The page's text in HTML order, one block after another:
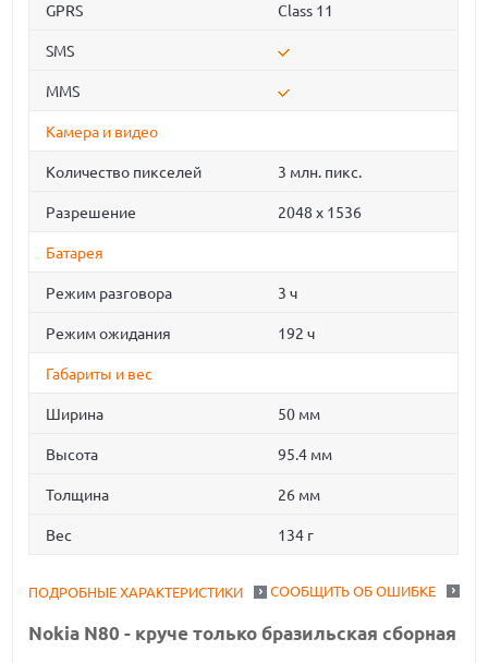
GPRS Class 11
SMS
MMS
Камера и видео
Количество пикселей 3 млн. пикс.
Разрешение 2048 х 1536
Батарея
Режим разговора 3 ч
Режим ожидания 192 ч
Габариты и вес
Ширина 50 мм
Высота 95.4 мм
Толщина 26 мм
Вес 134 г
СООБЩИТЬ ОБ ОШИБКЕ
ПОДРОБНЫЕ ХАРАКТЕРИСТИКИ
Nokia N80 - круче только бразильская сборная